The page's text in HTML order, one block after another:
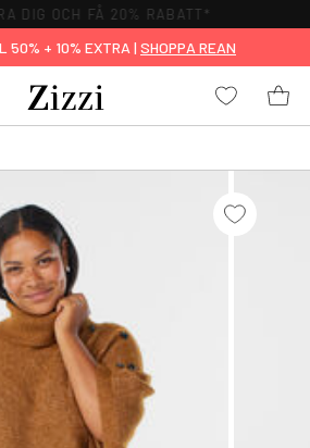
DIG OCH FÅ 20% RABATT*
50% + 10% EXTRA | SHOPPA REAN